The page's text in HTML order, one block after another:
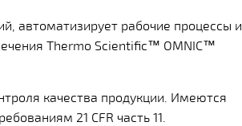
автоматизирует рабочие процессы и
Thermo Scientific™ OMNIC™
качества продукции. Имеются
21 CFR часть 11.